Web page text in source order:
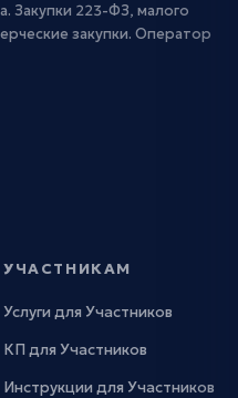
Закупки 223-ФЗ, малого
закупки. Оператор
УЧАСТНИКАМ
Услуги для Участников
КП для Участников
Инструкции для Участников